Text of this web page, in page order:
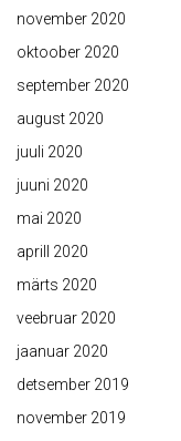
november 2020
oktoober 2020
september 2020
august 2020
juuli 2020
juuni 2020
mai 2020
aprill 2020
märts 2020
veebruar 2020
jaanuar 2020
detsember 2019
november 2019